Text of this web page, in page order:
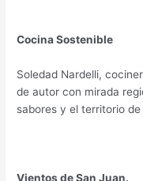
Cocina Sostenible
Soledad Nardelli,
de autor con mirada
sabores y el territorio
Vientos de San Juan.